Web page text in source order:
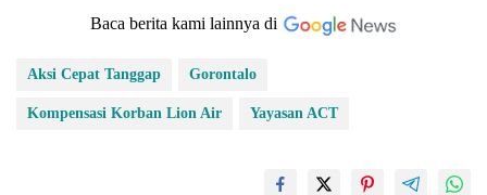
Baca berita kami lainnya di
Aksi Cepat Tanggap Gorontalo
Kompensasi Korban Lion Air Yayasan ACT